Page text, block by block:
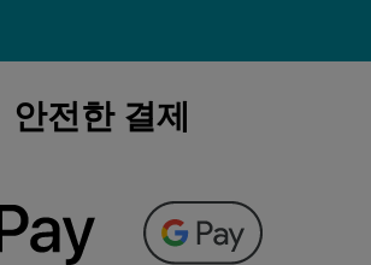
안전한 결제